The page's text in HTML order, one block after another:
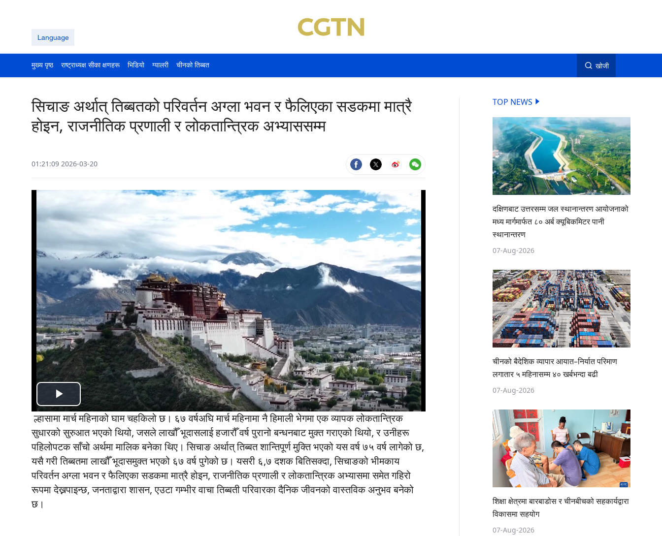
Language
मुख्य पृष्ठ राष्ट्राध्यक्ष सीका क्षणहरू भिडियो ग्यालरी चीनको तिब्बत खोजी
सिचाङ अर्थात् तिब्बतको परिवर्तन अग्ला भवन र फैलिएका सडकमा मात्रै
होइन, राजनीतिक प्रणाली र लोकतान्त्रिक अभ्याससम्म
01:21:09 2026-03-20
Play
Video
ल्हासामा मार्च महिनाको घाम चहकिलो छ। ६७ वर्षअघि मार्च महिनामा नै हिमाली भेगमा एक व्यापक लोकतान्त्रिक
सुधारको सुरुआत भएको थियो, जसले लाखौँ भूदासलाई हजारौँ वर्ष पुरानो बन्धनबाट मुक्त गराएको थियो, र उनीहरू
पहिलोपटक साँचो अर्थमा मालिक बनेका थिए। सिचाङ अर्थात् तिब्बत शान्तिपूर्ण मुक्ति भएको यस वर्ष ७५ वर्ष लागेको छ,
यसै गरी तिब्बतमा लाखौँ भूदासमुक्त भएको ६७ वर्ष पुगेको छ। यसरी ६,७ दशक बितिसक्दा, सिचाङको भीमकाय
परिवर्तन अग्ला भवन र फैलिएका सडकमा मात्रै होइन, राजनीतिक प्रणाली र लोकतान्त्रिक अभ्यासमा समेत गहिरो
रूपमा देख्नपाइन्छ, जनताद्वारा शासन, एउटा गम्भीर वाचा तिब्बती परिवारका दैनिक जीवनको वास्तविक अनुभव बनेको
छ।
TOP NEWS
दक्षिणबाट उत्तरसम्म जल स्थानान्तरण आयोजनाको
मध्य मार्गमार्फत ८० अर्ब क्यूबिकमिटर पानी
स्थानान्तरण
07-Aug-2026
चीनको बैदेशिक व्यापार आयात–निर्यात परिमाण
लगातार ५ महिनासम्म ४० खर्बभन्दा बढी
07-Aug-2026
शिक्षा क्षेत्रमा बारबाडोस र चीनबीचको सहकार्यद्वारा
विकासमा सहयोग
07-Aug-2026